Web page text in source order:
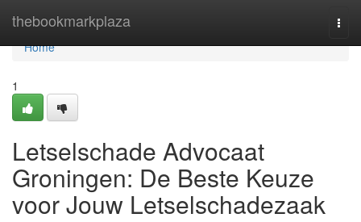
thebookmarkplaza
Home
Home
1
Letselschade Advocaat
Groningen: De Beste Keuze
voor Jouw Letselschadezaak